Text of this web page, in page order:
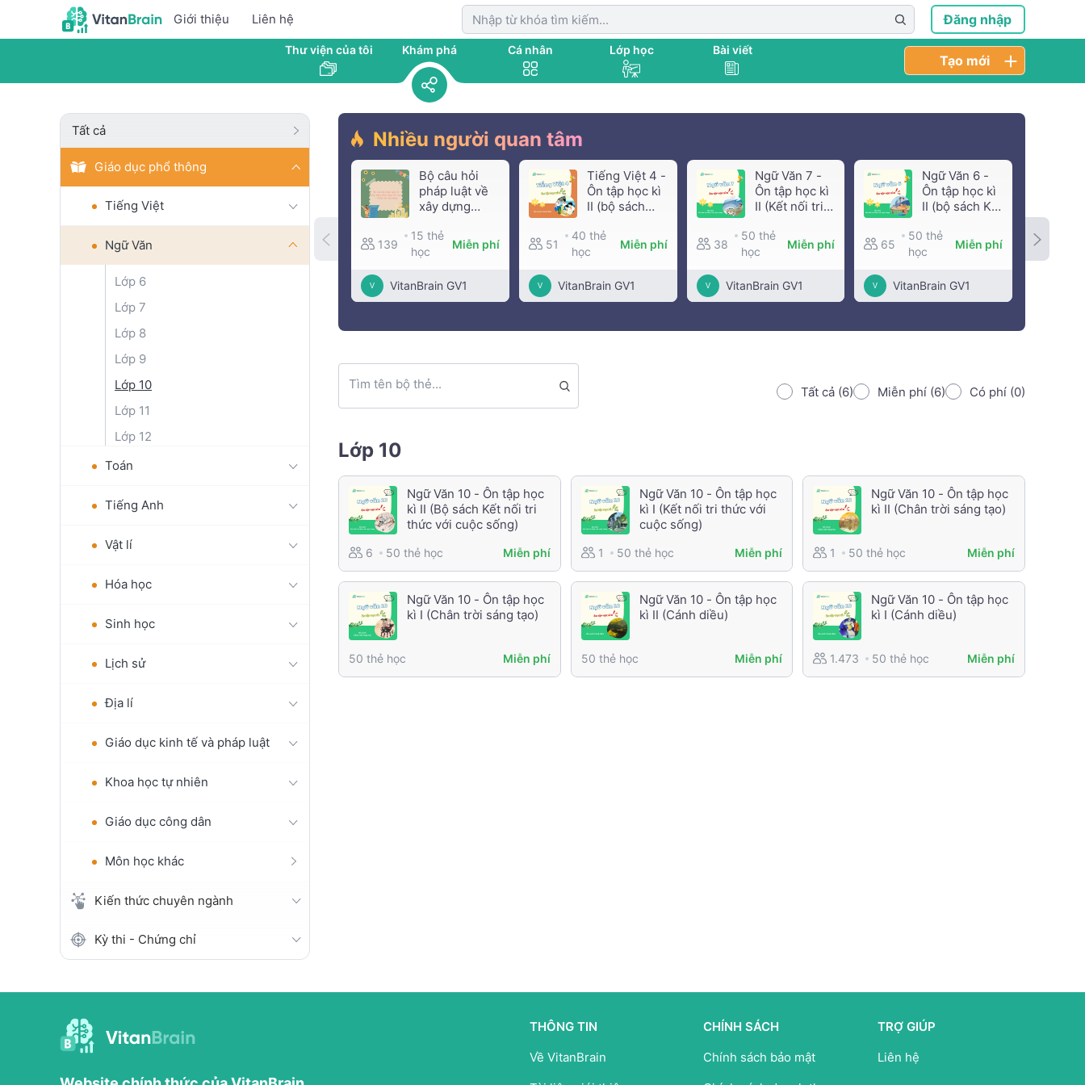
Giới thiệu Liên hệ Đăng nhập
Thư viện của tôi Khám phá Cá nhân Lớp học Bài viết
Tạo mới
Tất cả
Giáo dục phổ thông
Tiếng Việt
Ngữ Văn
Lớp 6
Lớp 7
Lớp 8
Lớp 9
Lớp 10
Lớp 11
Lớp 12
Toán
Tiếng Anh
Vật lí
Hóa học
Sinh học
Lịch sử
Địa lí
Giáo dục kinh tế và pháp luật
Khoa học tự nhiên
Giáo dục công dân
Môn học khác
Kiến thức chuyên ngành
Kỳ thi - Chứng chỉ
Nhiều người quan tâm
Bộ câu hỏi
pháp luật về
xây dựng
vực - Khảo
sát xây dựng
139
15 thẻ
học
Miễn phí
V VitanBrain GV1
Tiếng Việt 4 -
Ôn tập học kì
II (bộ sách
51
40 thẻ
học
Miễn phí
V VitanBrain GV1
Ngữ Văn 7 -
Ôn tập học kì
II (Kết nối tri
sống)
38
50 thẻ
học
Miễn phí
V VitanBrain GV1
Ngữ Văn 6 -
Ôn tập học kì
II (bộ sách Kết
với cuộc
sống)
65
50 thẻ
học
Miễn phí
V VitanBrain GV1
Tìm tên bộ thẻ...
Tất cả (6) Miễn phí (6) Có phí (0)
Lớp 10
Ngữ Văn 10 - Ôn tập học
kì II (Bộ sách Kết nối tri
thức với cuộc sống)
6 50 thẻ học Miễn phí
Ngữ Văn 10 - Ôn tập học
kì I (Kết nối tri thức với
cuộc sống)
1 50 thẻ học Miễn phí
Ngữ Văn 10 - Ôn tập học
kì II (Chân trời sáng tạo)
1 50 thẻ học Miễn phí
Ngữ Văn 10 - Ôn tập học
kì I (Chân trời sáng tạo)
50 thẻ học Miễn phí
Ngữ Văn 10 - Ôn tập học
kì II (Cánh diều)
50 thẻ học Miễn phí
Ngữ Văn 10 - Ôn tập học
kì I (Cánh diều)
1.473 50 thẻ học Miễn phí
THÔNG TIN
Về VitanBrain
CHÍNH SÁCH
Chính sách bảo mật
TRỢ GIÚP
Liên hệ